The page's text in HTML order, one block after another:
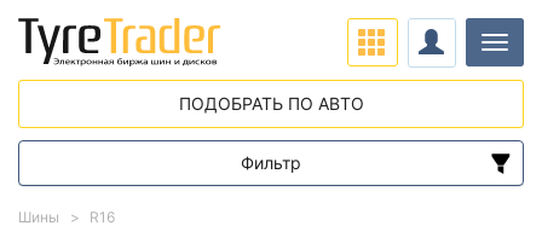
Шины R16
ПОДОБРАТЬ ПО АВТО
Фильтр
Диапазон цен